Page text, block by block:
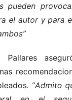
pueden
el autor y para
Pallares
“Admito